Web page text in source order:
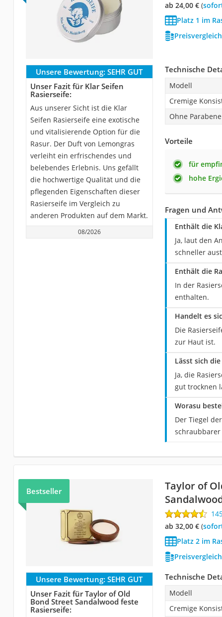
ab 24,00 €(
Platz 1 im
Unsere Bewertung: SEHR GUT
Unser Fazit für Klar Seifen
Rasierseife:
Aus unserer Sicht ist die Klar
Seifen Rasierseife eine exotische
und vitalisierende Option für die
Rasur. Der Duft von Lemongras
verleiht ein erfrischendes und
belebendes Erlebnis. Uns gefällt
die hochwertige Qualität und die
pflegenden Eigenschaften dieser
Rasierseife im Vergleich zu
anderen Produkten auf dem Markt.
08/2026
Technische
Modell
Cremige
Ohne Parabene
Vorteile
für
hohe
Fragen und
Enthält die
Ja, laut den
schneller
Enthält die
In der
enthalten.
Handelt es
Die
zur Haut ist.
Lässt sich
Ja, die
gut trocknen
Worasu
Der Tiegel
schraubbarer
Bestseller
Taylor of
ab 32,00 €(
Platz 2 im
Unsere Bewertung: SEHR GUT
Unser Fazit für Taylor of Old
Bond Street Sandalwood feste
Rasierseife:
Technische
Modell
Cremige